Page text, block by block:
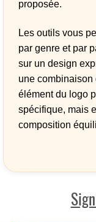
proposée.
Les outils vous
par genre et par
sur un design
une
élément du logo
spécifique, mais
composition